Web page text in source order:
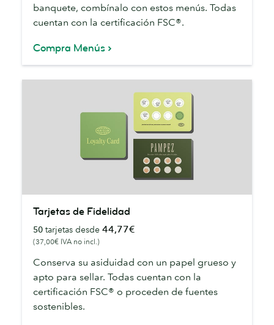
banquete, combínalo con estos menús. Todas
cuentan con la certificación FSC®.
Compra Menús
Fidelidad
Tarjetas de Fidelidad
50 tarjetas desde 44,77€
(37,00€ IVA no incl.)
Conserva su asiduidad con un papel grueso y
apto para sellar. Todas cuentan con la
certificación FSC® o proceden de fuentes
sostenibles.